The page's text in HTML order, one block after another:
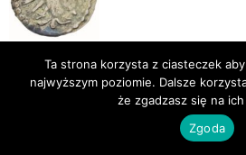
Publikacje
© Newsmag WordPress
Ta strona korzysta z ciasteczek
najwyższym poziomie. Dalsze
że zgadzasz się na
Zgoda